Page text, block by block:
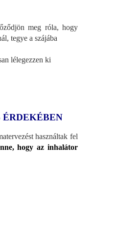
meg róla, hogy
tegye a szájába
lélegezzen ki
használtak fel
hogy az inhalátor